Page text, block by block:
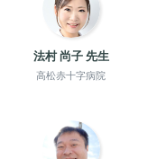
法村 尚子 先生
高松赤十字病院